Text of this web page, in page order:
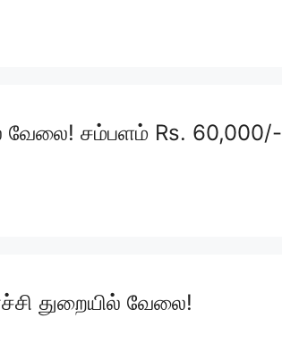
வேலை! சம்பளம் Rs. 60,000/-
துறையில்‌ வேலை!